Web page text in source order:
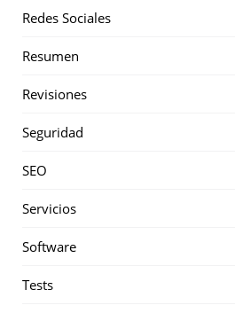
Redes Sociales
Resumen
Revisiones
Seguridad
SEO
Servicios
Software
Tests